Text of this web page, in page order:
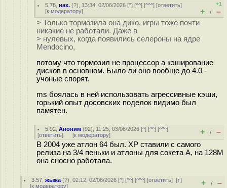
5.78 ,нах. (?), 13:34, 02/06/2026 [^] [^^] [^^^] [ответить]
[к модератору]
+1
+ / –
> Только тормозила она дико, игры тоже почти
никакие не работали. Даже в
> нулевых, когда появились селероны на ядре
Mendocino,
потому что тормозил не процессор а кэширование
дисков в основном. Было ли оно вообще до 4.0 -
учоные спорят.
ms боялась в ней использовать агрессивные кэши,
горький опыт досовских поделок видимо был
памятен.
5.92 ,Аноним (92), 11:25, 03/06/2026 [^] [^^] [^^^]
[ответить] [к модератору] + / –
В 2004 уже атлон 64 был. XP ставили с самого
релиза на 3/4 пеньки и атлоны для сокета А, на 128М
она сносно работала.
3.57 ,жыжа (?), 02:12, 02/06/2026 [^] [^^] [^^^] [ответить][↑]
[к модератору] + / –